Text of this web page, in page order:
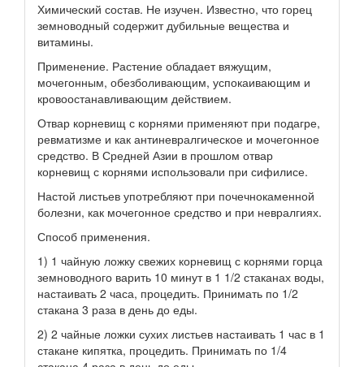
Химический состав. Не изучен. Известно, что горец
земноводный содержит дубильные вещества и
витамины.
Применение. Растение обладает вяжущим,
мочегонным, обезболивающим, успокаивающим и
кровоостанавливающим действием.
Отвар корневищ с корнями применяют при подагре,
ревматизме и как антиневралгическое и мочегонное
средство. В Средней Азии в прошлом отвар
корневищ с корнями использовали при сифилисе.
Настой листьев употребляют при почечнокаменной
болезни, как мочегонное средство и при невралгиях.
Способ применения.
1) 1 чайную ложку свежих корневищ с корнями горца
земноводного варить 10 минут в 1 1/2 стаканах воды,
настаивать 2 часа, процедить. Принимать по 1/2
стакана 3 раза в день до еды.
2) 2 чайные ложки сухих листьев настаивать 1 час в 1
стакане кипятка, процедить. Принимать по 1/4